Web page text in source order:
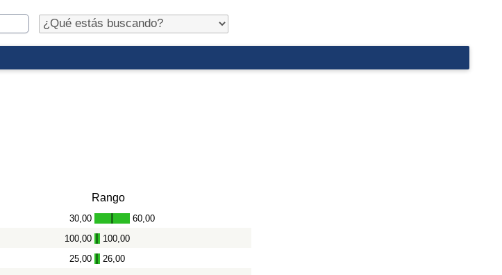
Rango
30,00 - 60,00
100,00 - 100,00
25,00 - 26,00